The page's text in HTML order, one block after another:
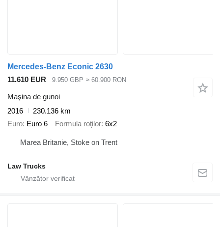
Mercedes-Benz Econic 2630
11.610 EUR
9.950 GBP ≈ 60.900 RON
Maşina de gunoi
2016
230.136 km
Euro Euro 6 Formula roţilor 6x2
Marea Britanie, Stoke on Trent
Law Trucks